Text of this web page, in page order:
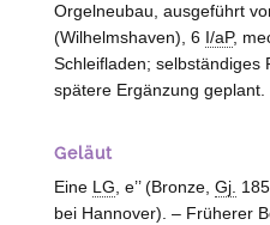
Orgelneubau, ausgeführt
(Wilhelmshaven), 6 I/aP,
Schleifladen; selbständiges
spätere Ergänzung geplant.
Geläut
Eine LG , e’’ (Bronze, Gj.
bei Hannover). – Früherer